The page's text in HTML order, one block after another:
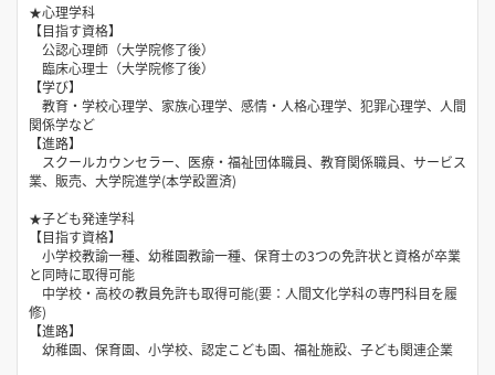
★心理学科
【目指す資格】
公認心理師（大学院修了後）
臨床心理士（大学院修了後）
【学び】
教育・学校心理学、家族心理学、感情・人格心理学、犯罪心理学、人間
関係学など
【進路】
スクールカウンセラー、医療・福祉団体職員、教育関係職員、サービス
業、販売、大学院進学(本学設置済)
★子ども発達学科
【目指す資格】
小学校教諭一種、幼稚園教諭一種、保育士の3つの免許状と資格が卒業
と同時に取得可能
中学校・高校の教員免許も取得可能(要：人間文化学科の専門科目を履
修)
【進路】
幼稚園、保育園、小学校、認定こども園、福祉施設、子ども関連企業